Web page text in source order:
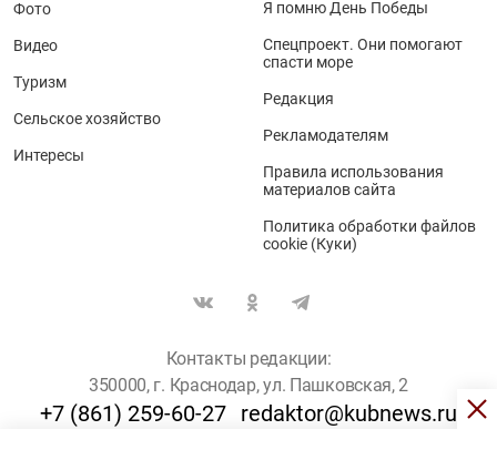
Фото
Видео
Туризм
Сельское хозяйство
Интересы
Я помню День Победы
Спецпроект. Они помогают
спасти море
Редакция
Рекламодателям
Правила использования
материалов сайта
Политика обработки файлов
cookie (Куки)
Контакты редакции:
350000, г. Краснодар, ул. Пашковская, 2
+7 (861) 259-60-27 redaktor@kubnews.ru